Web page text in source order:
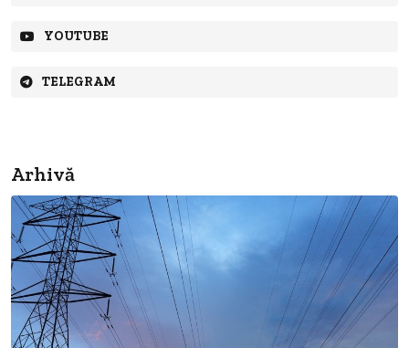
YOUTUBE
TELEGRAM
Arhivă